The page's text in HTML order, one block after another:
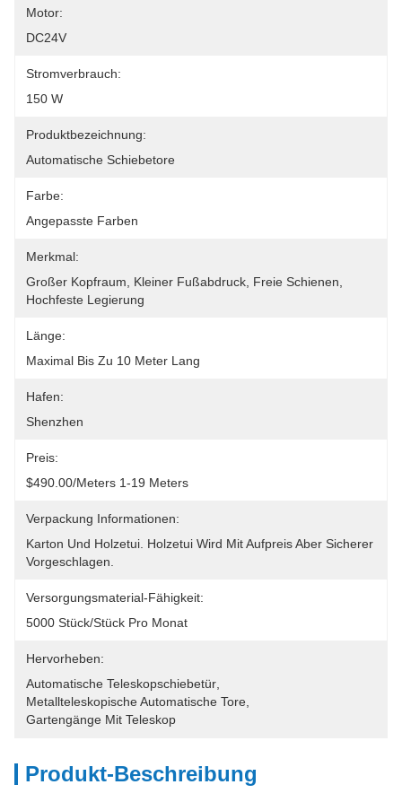
Motor:
DC24V
Stromverbrauch:
150 W
Produktbezeichnung:
Automatische Schiebetore
Farbe:
Angepasste Farben
Merkmal:
Großer Kopfraum, Kleiner Fußabdruck, Freie Schienen,
Hochfeste Legierung
Länge:
Maximal Bis Zu 10 Meter Lang
Hafen:
Shenzhen
Preis:
$490.00/meters 1-19 Meters
Verpackung Informationen:
Karton Und Holzetui. Holzetui Wird Mit Aufpreis Aber Sicherer
Vorgeschlagen.
Versorgungsmaterial-Fähigkeit:
5000 Stück/Stück Pro Monat
Hervorheben:
Automatische Teleskopschiebetür
Metallteleskopische Automatische Tore
Gartengänge Mit Teleskop
Produkt-Beschreibung